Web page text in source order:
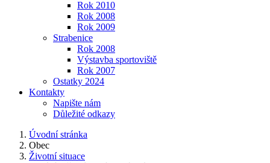
Rok 2010
Rok 2008
Rok 2009
Strabenice
Rok 2008
Výstavba sportoviště
Rok 2007
Ostatky 2024
Kontakty
Napište nám
Důležité odkazy
Úvodní stránka
Obec
Životní situace